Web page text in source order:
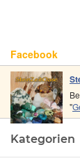
Facebook
"
Kategorien